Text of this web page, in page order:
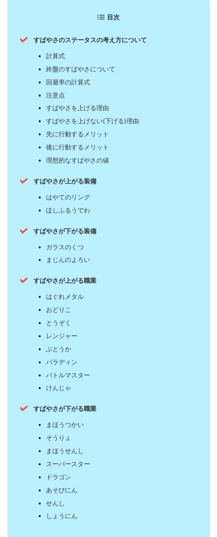
目次
すばやさのステータスの考え方について
計算式
終盤のすばやさについて
回避率の計算式
注意点
すばやさを上げる理由
すばやさを上げない(下げる)理由
先に行動するメリット
後に行動するメリット
理想的なすばやさの値
すばやさが上がる装備
はやてのリング
ほしふるうでわ
すばやさが下がる装備
ガラスのくつ
まじんのよろい
すばやさが上がる職業
はぐれメタル
おどりこ
とうぞく
レンジャー
ぶとうか
パラディン
バトルマスター
けんじゃ
すばやさが下がる職業
まほうつかい
そうりょ
まほうせんし
スーパースター
ドラゴン
あそびにん
せんし
しょうにん